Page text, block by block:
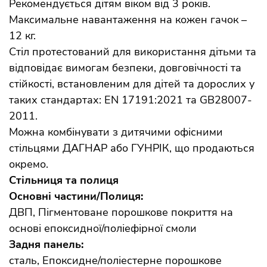
Рекомендується дітям віком від 3 років.
Максимальне навантаження на кожен гачок –
12 кг.
Стіл протестований для використання дітьми та
відповідає вимогам безпеки, довговічності та
стійкості, встановленим для дітей та дорослих у
таких стандартах: EN 17191:2021 та GB28007-
2011.
Можна комбінувати з дитячими офісними
стільцями ДАГНАР або ГУНРІК, що продаються
окремо.
Стільниця та полиця
Основні частини/Полиця:
ДВП, Пігментоване порошкове покриття на
основі епоксидної/поліефірної смоли
Задня панель:
сталь, Епоксидне/поліестерне порошкове